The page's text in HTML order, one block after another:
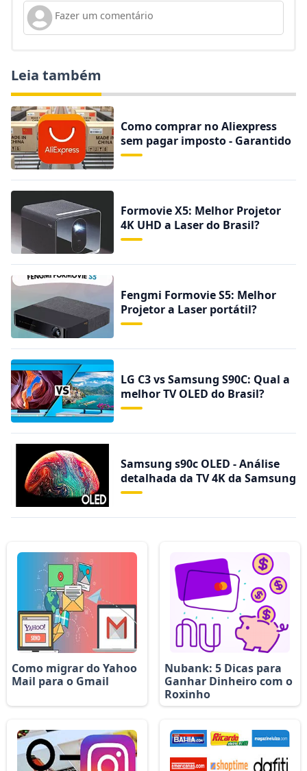
Leia também
Como comprar no Aliexpress
sem pagar imposto - Garantido
Formovie X5: Melhor Projetor
4K UHD a Laser do Brasil?
Fengmi Formovie S5: Melhor
Projetor a Laser portátil?
LG C3 vs Samsung S90C: Qual a
melhor TV OLED do Brasil?
Samsung s90c OLED - Análise
detalhada da TV 4K da Samsung
Como migrar do Yahoo
Mail para o Gmail
Nubank: 5 Dicas para
Ganhar Dinheiro com o
Roxinho